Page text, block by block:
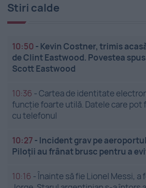
Stiri calde
10:50 - Kevin Costner, trimis
de Clint Eastwood. Povestea
Scott Eastwood
10:36 -Cartea de identitate
funcție foarte utilă. Datele care pot
cu telefonul
10:27 - Incident grav pe
Piloții au frânat brusc pentru a
10:16 -Înainte să fie Lionel Messi, a